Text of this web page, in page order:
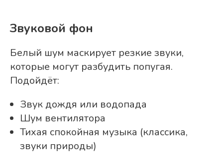
Звуковой фон
Белый шум маскирует резкие звуки,
которые могут разбудить попугая.
Подойдёт:
Звук дождя или водопада
Шум вентилятора
Тихая спокойная музыка (классика,
звуки природы)